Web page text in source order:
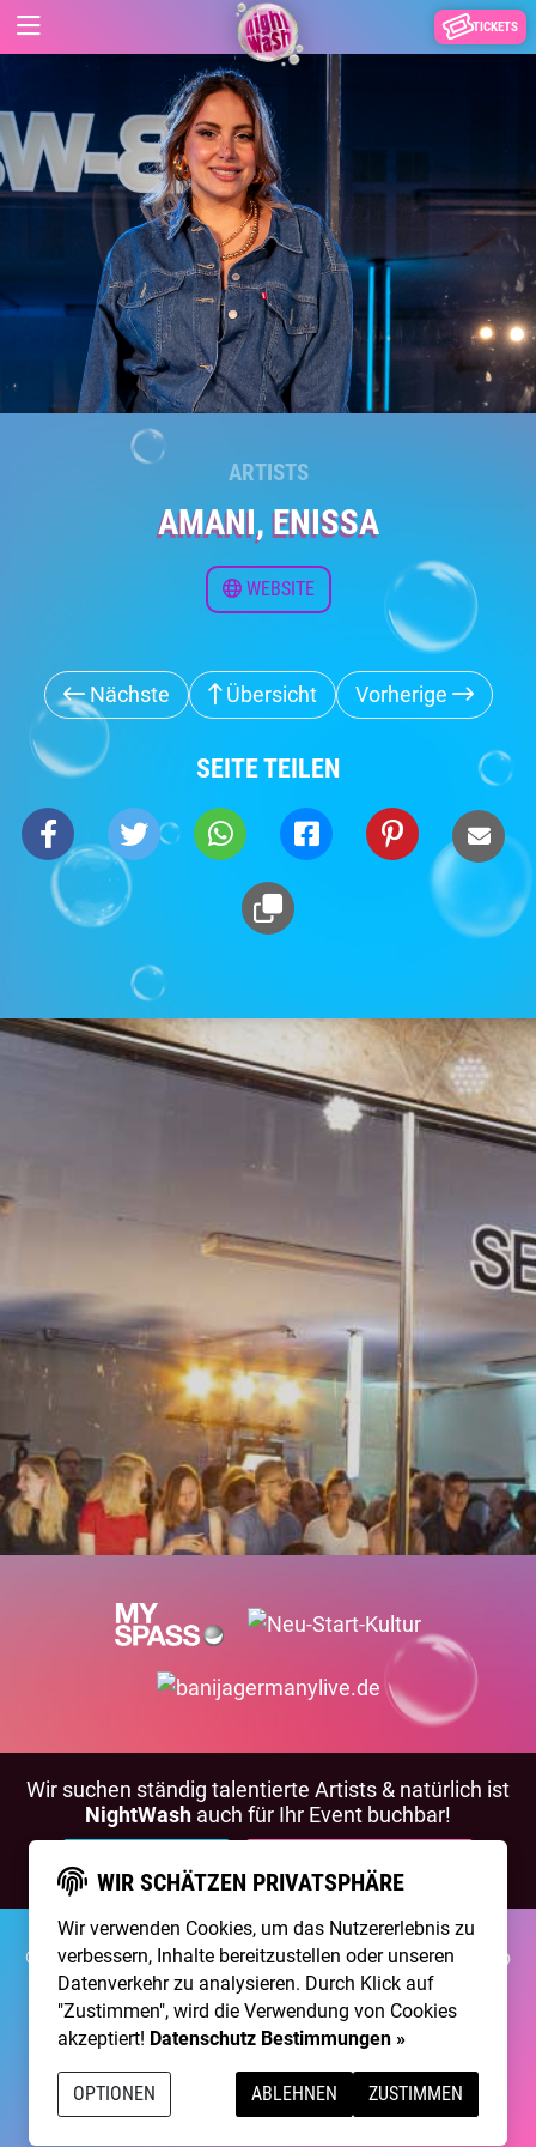
TICKETS
ARTISTS
AMANI, ENISSA
WEBSITE
Nächste Übersicht Vorherige
SEITE TEILEN
Wir suchen ständig talentierte Artists & natürlich ist
NightWash auch für Ihr Event buchbar!
©2026 Brainpool LiveÜber UnsKontaktMembership
ImpressumDatenschutz
Erstellt mit von300 Design
Betrieben mit Care CMSand grüner IT
DSGVO / EPVO geprüft - mehr Info »
WIR SCHÄTZEN PRIVATSPHÄRE
Wir verwenden Cookies, um das Nutzererlebnis zu
verbessern, Inhalte bereitzustellen oder unseren
Datenverkehr zu analysieren. Durch Klick auf
"Zustimmen", wird die Verwendung von Cookies
akzeptiert! Datenschutz Bestimmungen »
OPTIONEN ABLEHNEN ZUSTIMMEN